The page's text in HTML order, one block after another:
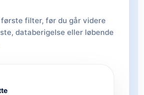
første filter, før du går videre
databerigelse eller løbende